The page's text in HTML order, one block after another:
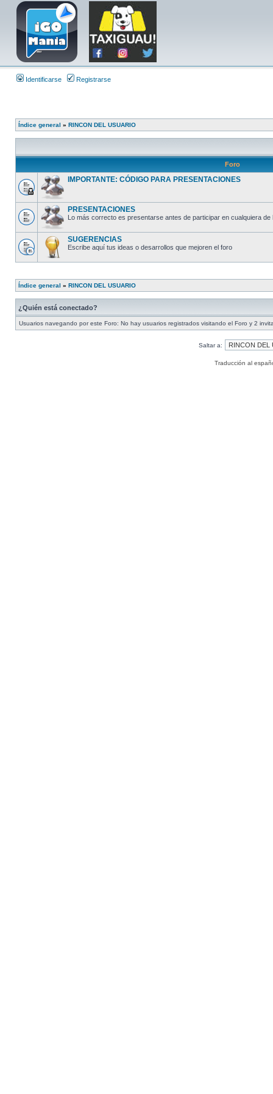
Identificarse Registrarse
Índice general » RINCON DEL USUARIO
Foro
IMPORTANTE: CÓDIGO PARA PRESENTACIONES
PRESENTACIONES
Lo más correcto es presentarse antes de participar en cualquiera de
SUGERENCIAS
Escribe aquí tus ideas o desarrollos que mejoren el foro
Índice general » RINCON DEL USUARIO
¿Quién está conectado?
Usuarios navegando por este Foro: No hay usuarios registrados visitando el Foro y 2
Saltar a:
Traducción al